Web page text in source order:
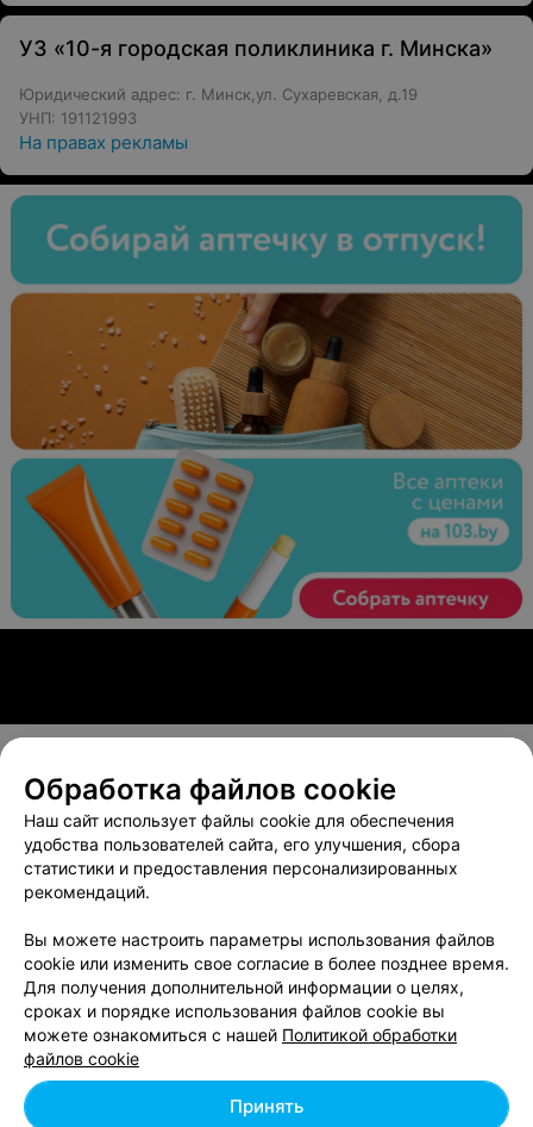
УЗ «10-я городская поликлиника г. Минска»
Юридический адрес: г. Минск,ул. Сухаревская, д.19
УНП: 191121993
На правах рекламы
О проекте Новости проекта
Вакансии
Публичный договор
Способы оплаты
Публичный договор по использованию сервиса
Написать в поддержку
Связаться по вопросам сотрудничества
Написать руководителю relax.by
Обработка персональных данных
Обработка файлов cookie
Наш сайт использует файлы cookie для обеспечения
удобства пользователей сайта, его улучшения, сбора
статистики и предоставления персонализированных
рекомендаций.
Вы можете настроить параметры использования файлов
cookie или изменить свое согласие в более позднее время.
Для получения дополнительной информации о целях,
сроках и порядке использования файлов cookie вы
можете ознакомиться с нашей Политикой обработки
файлов cookie
Принять